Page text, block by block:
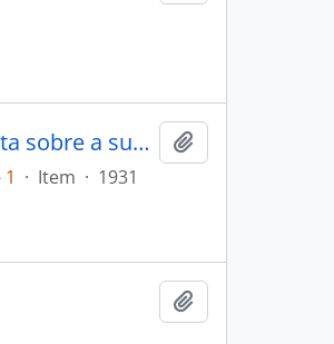
Almeida, A. Ozorio de. A Acção protectora do urucu: Nota sobre a substancia corante usada para pintura da pelle pelos indios da America tropical [Boletim do Museu Nacional]
· Item · 1931